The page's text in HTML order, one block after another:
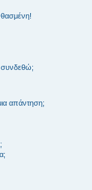
συνδεθώ;
απάντηση;